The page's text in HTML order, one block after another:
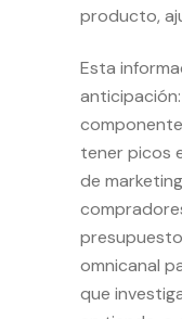
producto,
Esta
tener picos
de
omnicanal
que